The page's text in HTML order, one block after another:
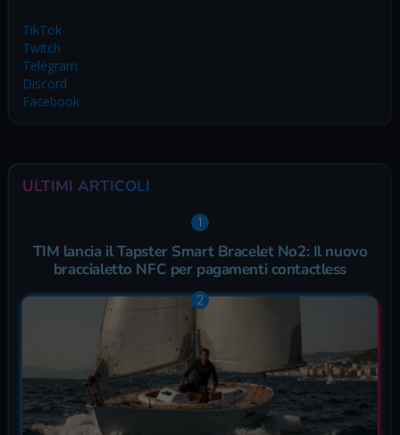
TikTok
Twitch
Telegram
Discord
Facebook
ULTIMI ARTICOLI
TIM lancia il Tapster Smart Bracelet No2: Il nuovo
braccialetto NFC per pagamenti contactless